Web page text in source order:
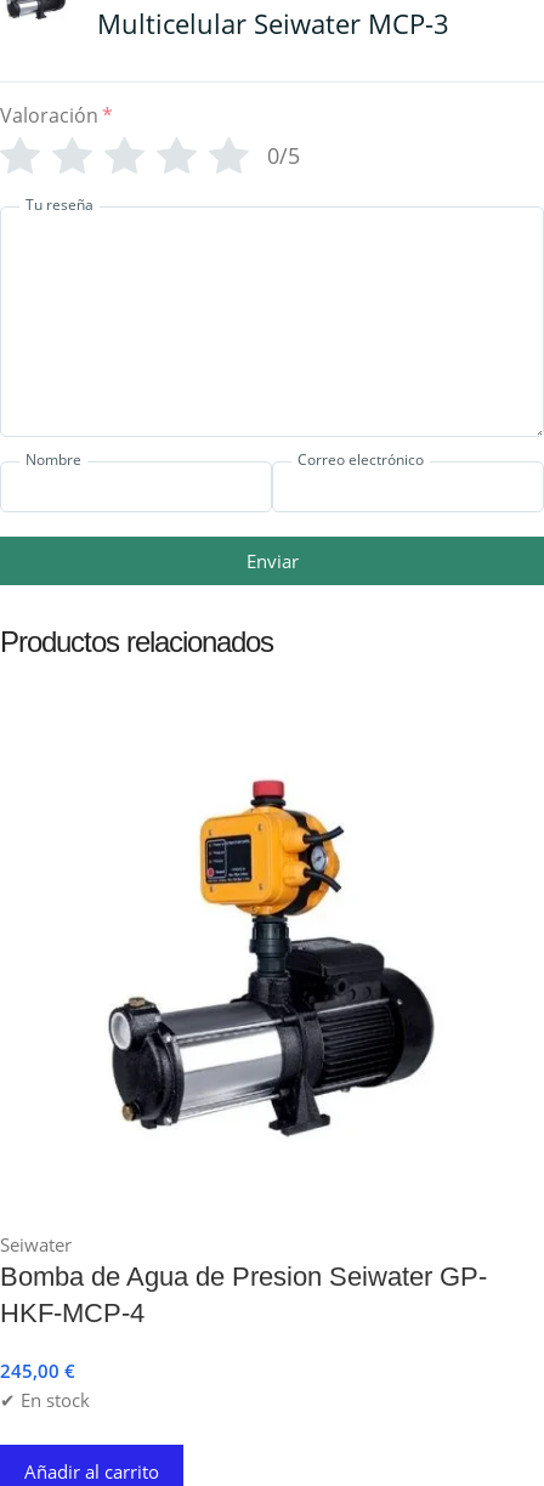
Multicelular Seiwater MCP-3
Valoración *
0/5
Tu reseña
Nombre Correo electrónico
Enviar
Productos relacionados
Seiwater
Bomba de Agua de Presion Seiwater GP-
HKF-MCP-4
245,00 €
✔ En stock
Añadir al carrito